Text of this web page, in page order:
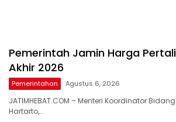
Pemerintah Jamin Harga
Akhir 2026
Pemerintahan Agustus 6, 2026
JATIMHEBAT.COM – Menteri Koordinator
Hartarto,…